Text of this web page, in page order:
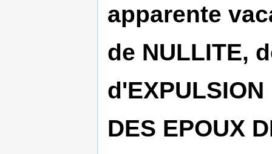
apparente
de NULLITE,
d'EXPULSION
DES EPOUX